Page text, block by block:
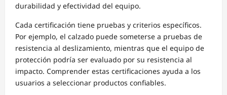
durabilidad y efectividad del equipo.
Cada certificación tiene pruebas y criterios específicos.
Por ejemplo, el calzado puede someterse a pruebas de
resistencia al deslizamiento, mientras que el equipo de
protección podría ser evaluado por su resistencia al
impacto. Comprender estas certificaciones ayuda a los
usuarios a seleccionar productos confiables.